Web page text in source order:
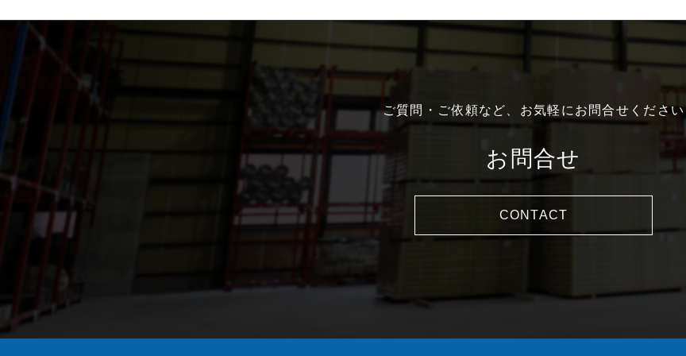
ご質問・ご依頼など、お気軽にお問合せください
お問合せ
CONTACT